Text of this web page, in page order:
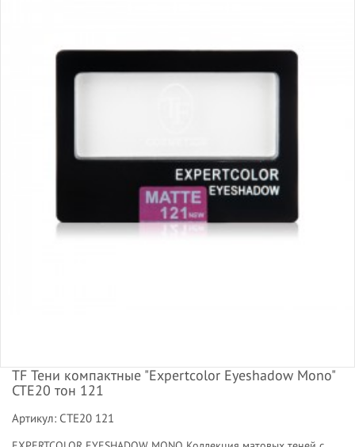
TF Тени компактные "Expertcolor Eyeshadow Mono"
CTE20 тон 121
Артикул: CTE20 121